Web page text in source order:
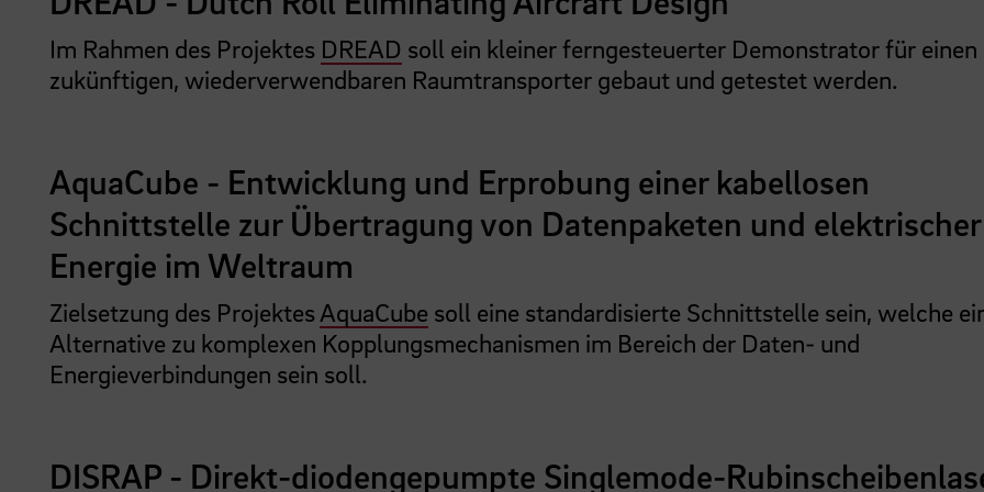
Im Rahmen des Projektes DREAD soll ein kleiner ferngesteuerter Demonstrator für einen
zukünftigen, wiederverwendbaren Raumtransporter gebaut und getestet werden.
AquaCube - Entwicklung und Erprobung einer kabellosen
Schnittstelle zur Übertragung von Datenpaketen und elektrischer
Energie im Weltraum
Zielsetzung des ProjektesAquaCube soll eine standardisierte Schnittstelle sein, welche
Alternative zu komplexen Kopplungsmechanismen im Bereich der Daten- und
Energieverbindungen sein soll.
DISRAP - Direkt-diodengepumpte Singlemode-